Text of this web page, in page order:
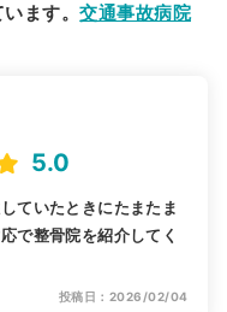
います。交通事故病院
5.0
ていたときにたまたま
で整骨院を紹介してく
投稿日：2026/02/04